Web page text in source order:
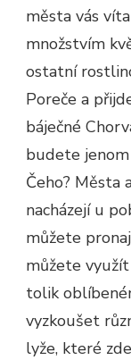
města vás
množstvím
ostatní
Poreče a
báječné
budete
Čeho? Města
nacházejí u
můžete
můžete
tolik
vyzkoušet
lyže, které